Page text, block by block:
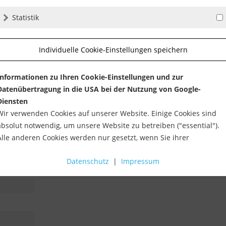
überall dort, wo Bodenbeläge noch geschliffen werden bzw.
Bei wasserdichten Typen ist auf der Baustelle besonderes
der Wanne mit wasserdichtem Beton zu achten.
entnehmen Sie bitte dieser Tabelle:
Statistik
Individuelle Cookie-Einstellungen speichern
zu Ihren Cookie-Einstellungen und zur
in die USA bei der Nutzung von Google-
verwenden Cookies auf unserer Website. Einige Cookies sind
notwendig, um unsere Website zu betreiben ("essential").
anderen Cookies werden nur gesetzt, wenn Sie ihrer
Datenschutz | Impressum